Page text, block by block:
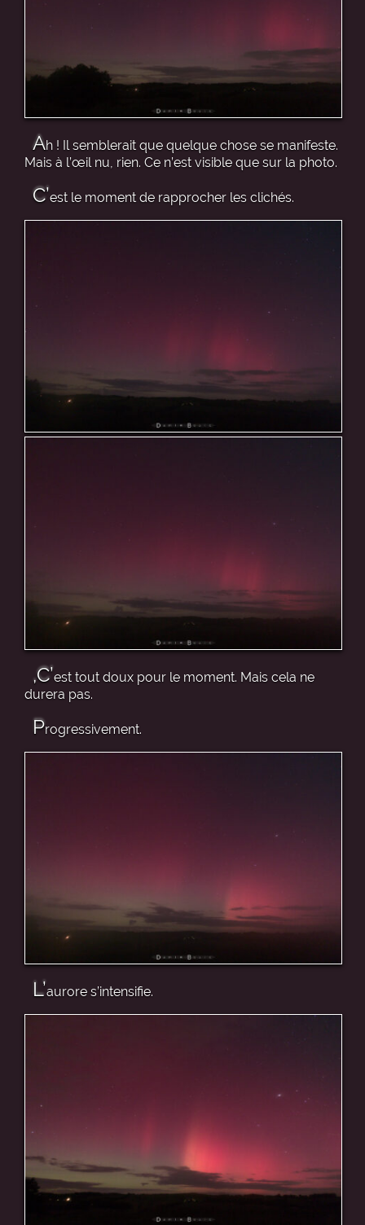
Ah ! Il semblerait que quelque chose se manifeste.
Mais à l’œil nu, rien. Ce n’est visible que sur la photo.
C’est le moment de rapprocher les clichés.
,C’est tout doux pour le moment. Mais cela ne
durera pas.
Progressivement.
L’aurore s’intensifie.